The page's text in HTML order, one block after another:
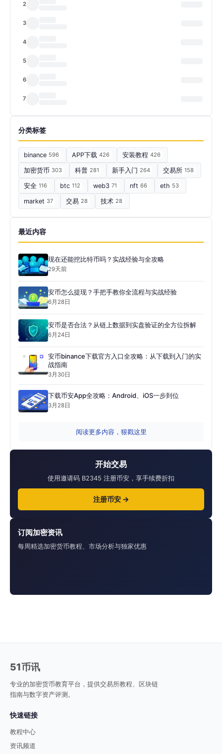
2
3
4
5
6
7
分类标签
binance 596 APP下载 426 安装教程 426
加密货币 303 科普 281 新手入门 264 交易所 158
安全 116 btc 112 web3 71 nft 66 eth 53
market 37 交易 28 技术 28
最近内容
现在还能挖比特币吗？实战经验与全攻略
29天前
安币怎么提现？手把手教你全流程与实战经验
6月28日
安币是否合法？从链上数据到实盘验证的全方位拆解
6月24日
安币binance下载官方入口全攻略：从下载到入门的实
战指南
3月30日
下载币安App全攻略：Android、iOS一步到位
3月28日
阅读更多内容，狠戳这里
开始交易
使用邀请码 B2345 注册币安，享手续费折扣
注册币安 →
订阅加密资讯
每周精选加密货币教程、市场分析与独家优惠
51币讯
专业的加密货币教育平台，提供交易所教程、区块链
指南与数字资产评测。
快速链接
教程中心
资讯频道